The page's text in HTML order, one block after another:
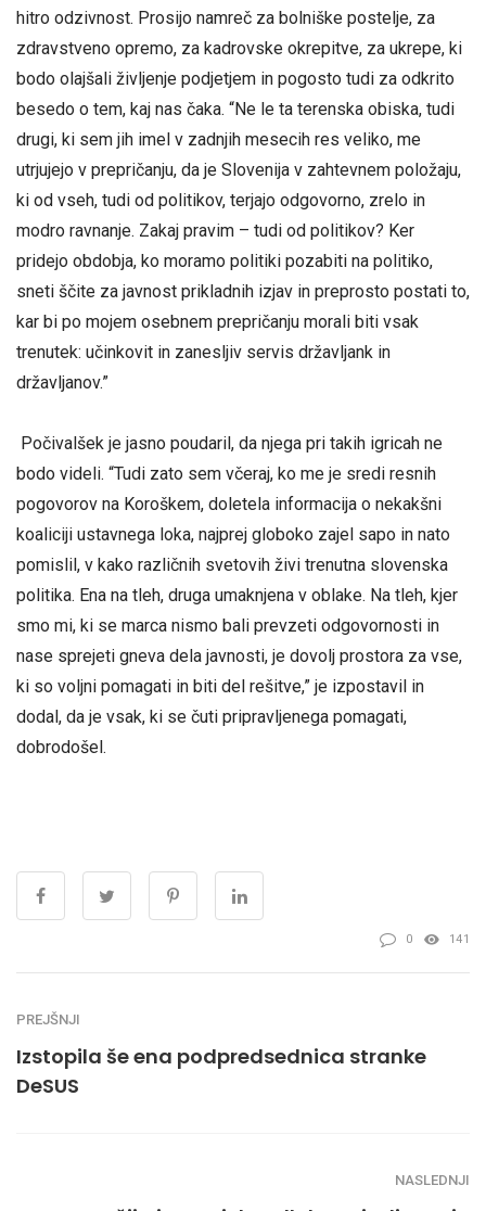
hitro odzivnost. Prosijo namreč za bolniške postelje, za
zdravstveno opremo, za kadrovske okrepitve, za ukrepe, ki
bodo olajšali življenje podjetjem in pogosto tudi za odkrito
besedo o tem, kaj nas čaka. “Ne le ta terenska obiska, tudi
drugi, ki sem jih imel v zadnjih mesecih res veliko, me
utrjujejo v prepričanju, da je Slovenija v zahtevnem položaju,
ki od vseh, tudi od politikov, terjajo odgovorno, zrelo in
modro ravnanje. Zakaj pravim – tudi od politikov? Ker
pridejo obdobja, ko moramo politiki pozabiti na politiko,
sneti ščite za javnost prikladnih izjav in preprosto postati to,
kar bi po mojem osebnem prepričanju morali biti vsak
trenutek: učinkovit in zanesljiv servis državljank in
državljanov.”
Počivalšek je jasno poudaril, da njega pri takih igricah ne
bodo videli. “Tudi zato sem včeraj, ko me je sredi resnih
pogovorov na Koroškem, doletela informacija o nekakšni
koaliciji ustavnega loka, najprej globoko zajel sapo in nato
pomislil, v kako različnih svetovih živi trenutna slovenska
politika. Ena na tleh, druga umaknjena v oblake. Na tleh, kjer
smo mi, ki se marca nismo bali prevzeti odgovornosti in
nase sprejeti gneva dela javnosti, je dovolj prostora za vse,
ki so voljni pomagati in biti del rešitve,” je izpostavil in
dodal, da je vsak, ki se čuti pripravljenega pomagati,
dobrodošel.
0 141
PREJŠNJI
Izstopila še ena podpredsednica stranke
DeSUS
NASLEDNJI